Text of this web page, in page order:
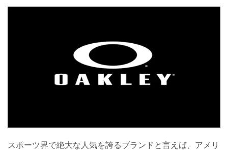
スポーツ界で絶大な人気を誇るブランドと言えば、アメリ